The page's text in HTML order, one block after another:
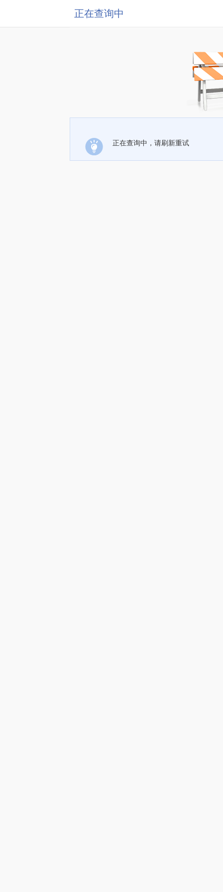
正在查询中
正在查询中，请刷新重试